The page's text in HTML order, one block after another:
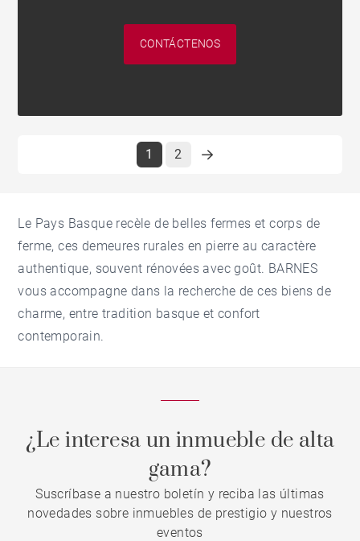
CONTÁCTENOS
1 2
Le Pays Basque recèle de belles fermes et corps de
ferme, ces demeures rurales en pierre au caractère
authentique, souvent rénovées avec goût. BARNES
vous accompagne dans la recherche de ces biens de
charme, entre tradition basque et confort
contemporain.
¿Le interesa un inmueble de alta
gama?
Suscríbase a nuestro boletín y reciba las últimas
novedades sobre inmuebles de prestigio y nuestros
eventos